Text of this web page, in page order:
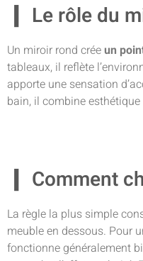
Le rôle du
Un miroir rond créeun
tableaux, il reflète
apporte une sensation
bain, il combine esthétique
Comment
La règle la plus simple
meuble en dessous. Pour
fonctionne généralement